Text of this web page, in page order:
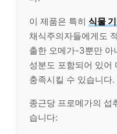
이 제품은 특히 식물
채식주의자들에게도
출한 오메가-3뿐만 아
성분도 포함되어 있어
충족시킬 수 있습니다.
종근당 프로메가의 섭
습니다: